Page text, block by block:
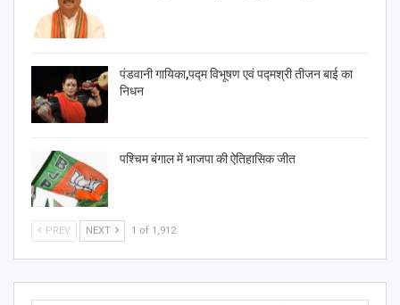
पंडवानी गायिका,पद्म विभूषण एवं पद्मश्री तीजन बाई का
निधन
पश्चिम बंगाल में भाजपा की ऐतिहासिक जीत
PREV NEXT 1 of 1,912